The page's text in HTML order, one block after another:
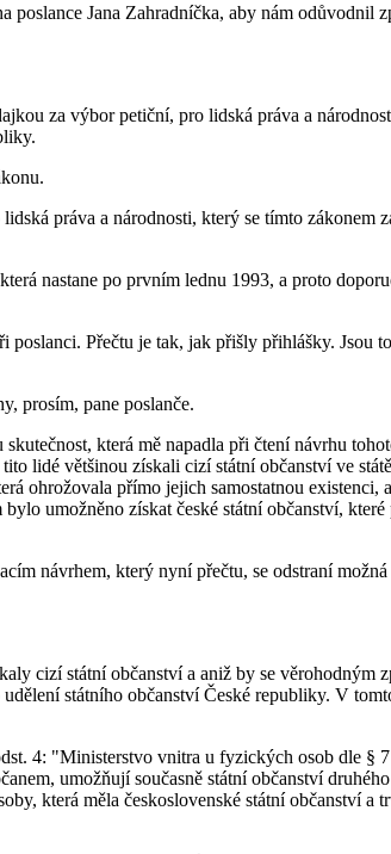
Jana Zahradníčka, aby nám odůvodnil
za výbor petiční, pro lidská práva a
práva a národnosti, který se tímto zákonem
nastane po prvním lednu 1993, a proto
Přečtu je tak, jak přišly přihlášky. Jsou
prosím, pane poslanče.
která mě napadla při čtení návrhu
lidé většinou získali cizí státní občanství ve
ohrožovala přímo jejich samostatnou existenci,
umožněno získat české státní občanství,
návrhem, který nyní přečtu, se odstraní
cizí státní občanství a aniž by se věrohodným
státního občanství České republiky. V
4: "Ministerstvo vnitra u fyzických osob dle §
umožňují současně státní občanství
která měla československé státní občanství a